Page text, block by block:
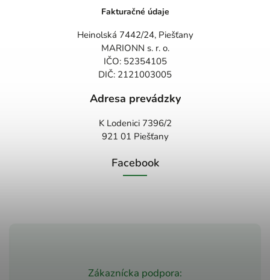
Zákaznícka podpora:
Fakturačné údaje
Heinolská 7442/24, Piešťany
MARIONN s. r. o.
IČO: 52354105
DIČ: 2121003005
Adresa prevádzky
K Lodenici 7396/2
921 01 Piešťany
Facebook